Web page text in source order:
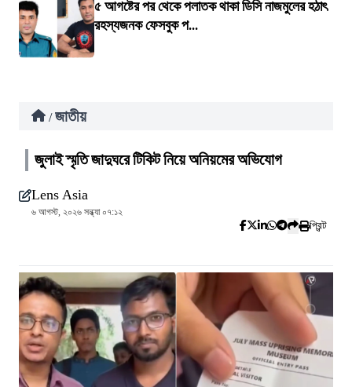
৫ আগষ্টের পর থেকে পলাতক থাকা ডিসি নাজমুলের হঠাৎ
রহস্যজনক ফেসবুক প...
/ জাতীয়
জুলাই স্মৃতি জাদুঘরে টিকিট নিয়ে অনিয়মের অভিযোগ
Lens Asia
৬ আগস্ট, ২০২৬ সন্ধ্যা ০৭:১২
প্রিন্ট